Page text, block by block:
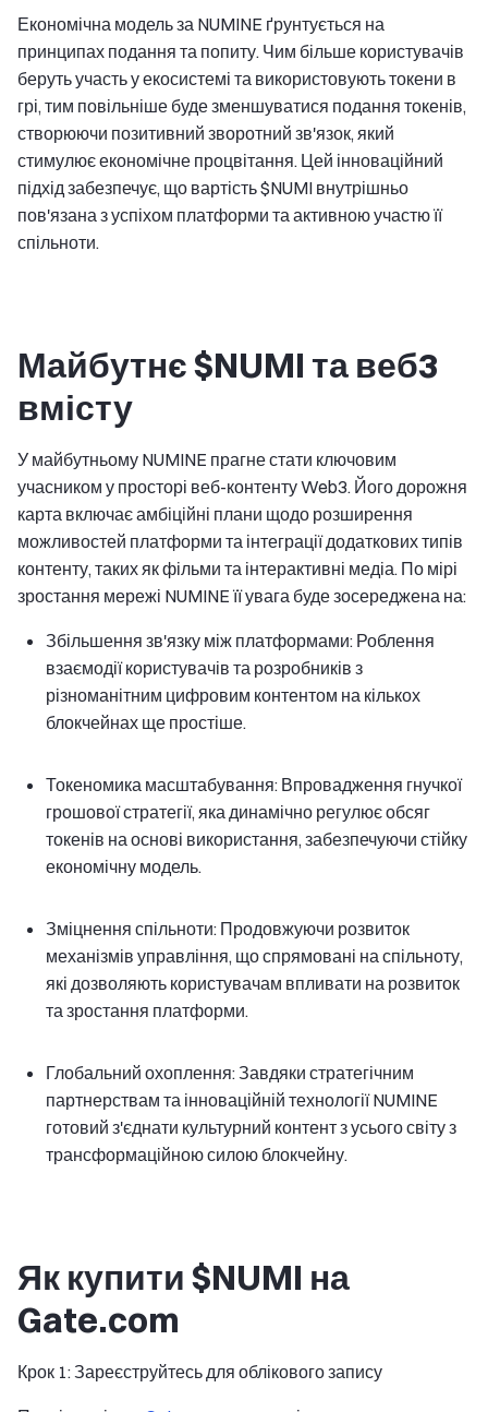
Економічна модель за NUMINE ґрунтується на
принципах подання та попиту. Чим більше користувачів
беруть участь у екосистемі та використовують токени в
грі, тим повільніше буде зменшуватися подання токенів,
створюючи позитивний зворотний зв'язок, який
стимулює економічне процвітання. Цей інноваційний
підхід забезпечує, що вартість $NUMI внутрішньо
пов'язана з успіхом платформи та активною участю її
спільноти.
Майбутнє $NUMI та веб3
вмісту
У майбутньому NUMINE прагне стати ключовим
учасником у просторі веб-контенту Web3. Його дорожня
карта включає амбіційні плани щодо розширення
можливостей платформи та інтеграції додаткових типів
контенту, таких як фільми та інтерактивні медіа. По мірі
зростання мережі NUMINE її увага буде зосереджена на:
Збільшення зв'язку між платформами: Роблення
взаємодії користувачів та розробників з
різноманітним цифровим контентом на кількох
блокчейнах ще простіше.
Токеномика масштабування: Впровадження гнучкої
грошової стратегії, яка динамічно регулює обсяг
токенів на основі використання, забезпечуючи стійку
економічну модель.
Зміцнення спільноти: Продовжуючи розвиток
механізмів управління, що спрямовані на спільноту,
які дозволяють користувачам впливати на розвиток
та зростання платформи.
Глобальний охоплення: Завдяки стратегічним
партнерствам та інноваційній технології NUMINE
готовий з'єднати культурний контент з усього світу з
трансформаційною силою блокчейну.
Як купити $NUMI на
Gate.com
Крок 1: Зареєструйтесь для облікового запису